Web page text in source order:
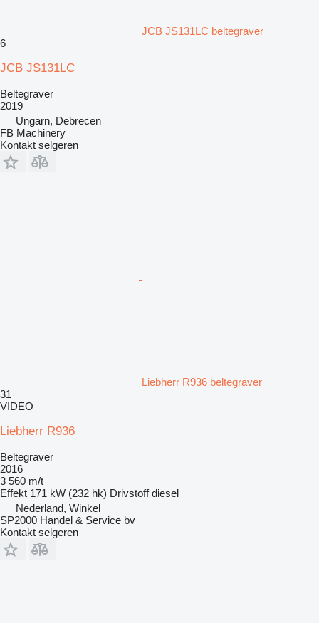
JCB JS131LC beltegraver
6
JCB JS131LC
Beltegraver
2019
Ungarn, Debrecen
FB Machinery
Kontakt selgeren
Liebherr R936 beltegraver
31
VIDEO
Liebherr R936
Beltegraver
2016
3 560 m/t
Effekt 171 kW (232 hk) Drivstoff diesel
Nederland, Winkel
SP2000 Handel & Service bv
Kontakt selgeren